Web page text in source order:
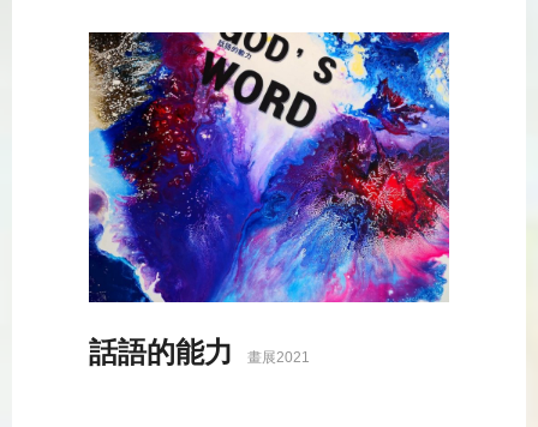
話語的能力 畫展2021